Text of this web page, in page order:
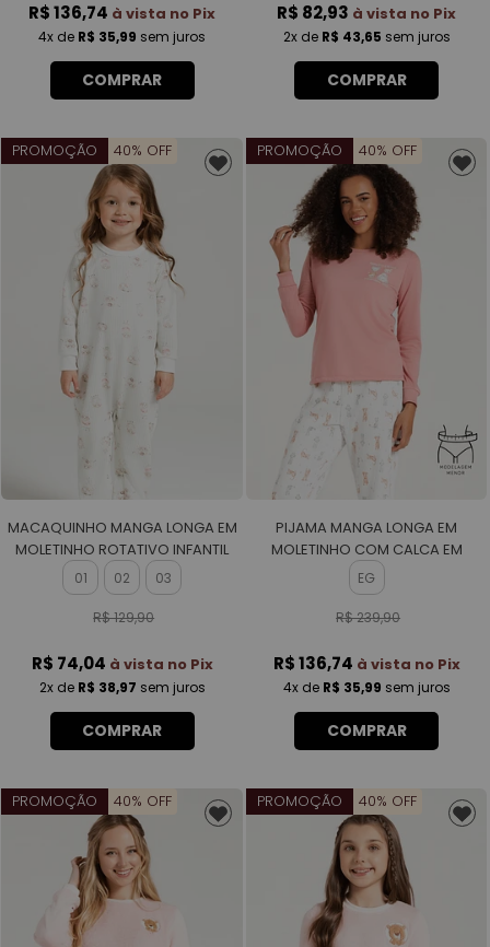
R$ 136,74 à vista no Pix
4x de R$ 35,99 sem juros
COMPRAR
R$ 82,93 à vista no Pix
2xde R$ 43,65 sem juros
COMPRAR
PROMOÇÃO 40% OFF
MACAQUINHO MANGA LONGA EM
MOLETINHO ROTATIVO INFANTIL
01 02 03
R$ 129,90
R$ 74,04 à vista no Pix
2xde R$ 38,97 sem juros
COMPRAR
PROMOÇÃO 40% OFF
PIJAMA MANGA LONGA EM
MOLETINHO COM CALCA EM
MOLETINHO ROTATIVO FEMININO
EG
R$ 239,90
R$ 136,74 à vista no Pix
4xde R$ 35,99 sem juros
COMPRAR
PROMOÇÃO 40% OFF PROMOÇÃO 40% OFF